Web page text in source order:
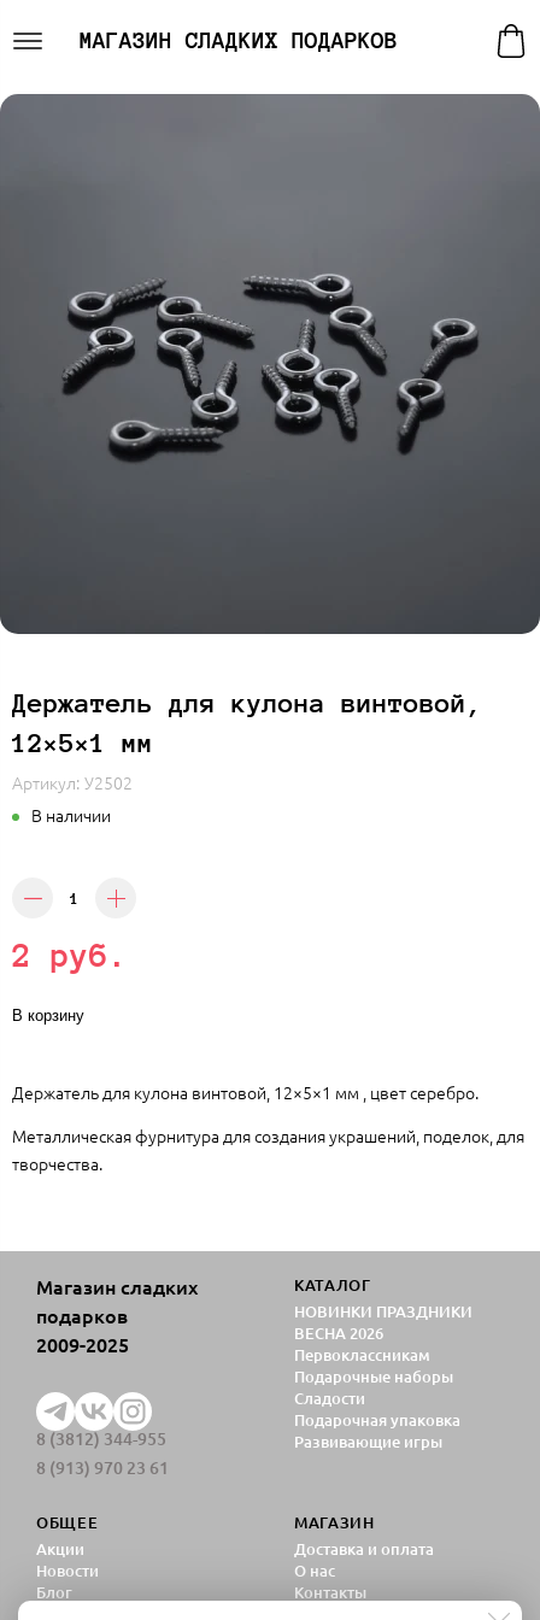
МАГАЗИН СЛАДКИХ ПОДАРКОВ
Держатель для кулона винтовой,
12×5×1 мм
Артикул: У2502
В наличии
2 руб.
В корзину
Держатель для кулона винтовой, 12×5×1 мм , цвет серебро.
Металлическая фурнитура для создания украшений, поделок, для
творчества.
Магазин сладких
подарков
2009-2025
8 (3812) 344-955
8 (913) 970 23 61
КАТАЛОГ
НОВИНКИ ПРАЗДНИКИ
ВЕСНА 2026
Первоклассникам
Подарочные наборы
Сладости
Подарочная упаковка
Развивающие игры
ОБЩЕЕ
Акции
Новости
Блог
МАГАЗИН
Доставка и оплата
О нас
Контакты